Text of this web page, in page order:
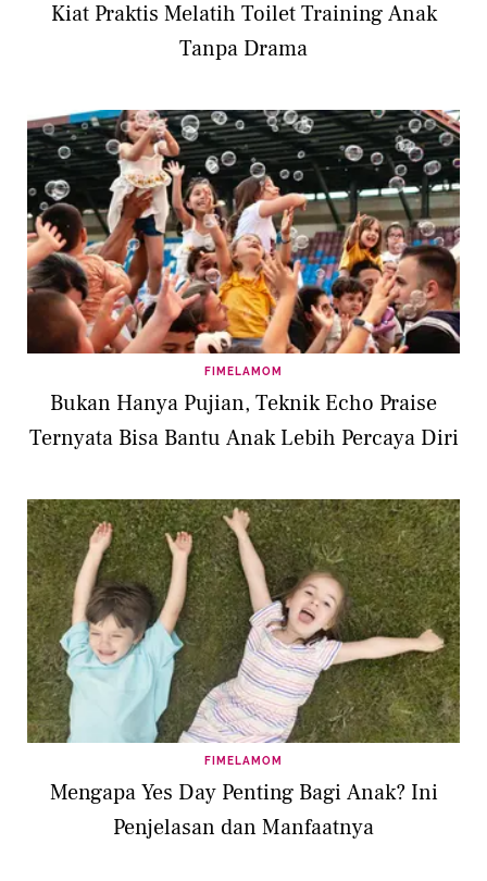
Kiat Praktis Melatih Toilet Training Anak
Tanpa Drama
FIMELAMOM
Bukan Hanya Pujian, Teknik Echo Praise
Ternyata Bisa Bantu Anak Lebih Percaya Diri
FIMELAMOM
Mengapa Yes Day Penting Bagi Anak? Ini
Penjelasan dan Manfaatnya